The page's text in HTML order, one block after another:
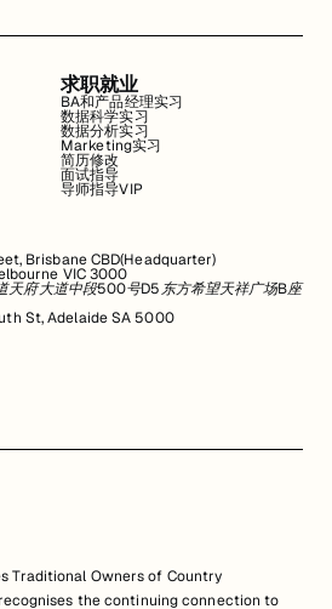
求职就业
BA和产品经理实习
数据科学实习
数据分析实习
Marketing实习
简历修改
面试指导
导师指导VIP
Brisbane CBD(Headquarter)
VIC 3000
天府大道中段500号D5东方希望天祥广场B座
St, Adelaide SA 5000
Traditional Owners of Country
the continuing connection to